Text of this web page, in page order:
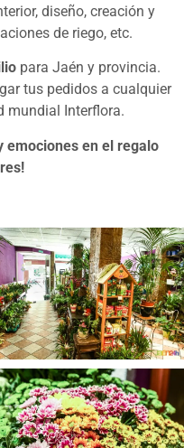
diseño, creación y
de riego, etc.
para Jaén y provincia.
tus pedidos a cualquier
mundial Interflora.
emociones en el regalo